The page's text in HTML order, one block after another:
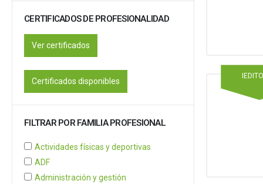
CERTIFICADOS DE PROFESIONALIDAD
Ver certificados
Certificados disponibles
FILTRAR POR FAMILIA PROFESIONAL
Actividades físicas y deportivas
ADF
Administración y gestión